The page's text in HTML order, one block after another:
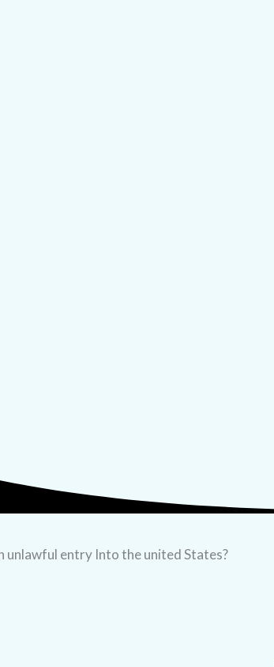
unlawful entry Into the united States?